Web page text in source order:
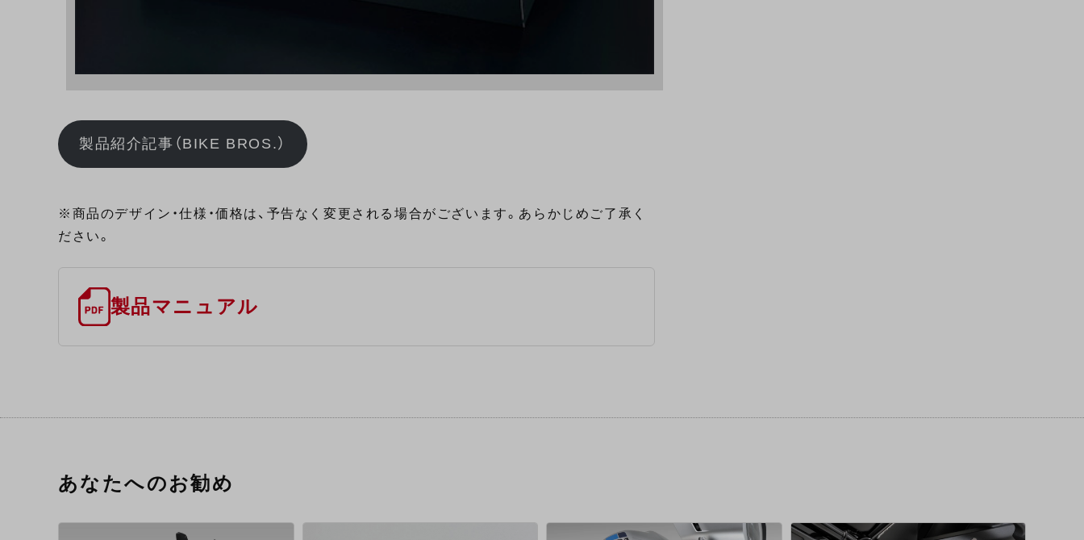
製品紹介記事（BIKE BROS.）
※商品のデザイン・仕様・価格は、予告なく変更される場合がございます。あらかじめご了承く
ださい。
製品マニュアル
あなたへのお勧め